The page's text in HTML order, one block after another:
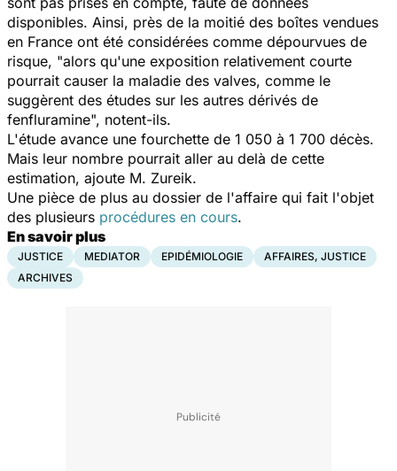
disponibles. Ainsi, près de la moitié des boîtes vendues
en France ont été considérées comme dépourvues de
risque, "alors qu'une exposition relativement courte
pourrait causer la maladie des valves, comme le
suggèrent des études sur les autres dérivés de
fenfluramine", notent-ils.
L'étude avance une fourchette de 1 050 à 1 700 décès.
Mais leur nombre pourrait aller au delà de cette
estimation, ajoute M. Zureik.
Une pièce de plus au dossier de l'affaire qui fait l'objet
des plusieurs procédures en cours.
En savoir plus
JUSTICE MEDIATOR EPIDÉMIOLOGIE
AFFAIRES, JUSTICE
ARCHIVES